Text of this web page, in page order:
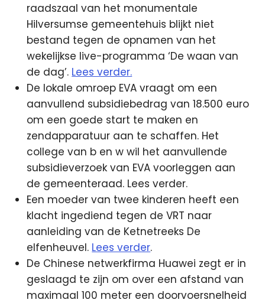
raadszaal van het monumentale
Hilversumse gemeentehuis blijkt niet
bestand tegen de opnamen van het
wekelijkse live-programma ‘De waan van
de dag’. Lees verder.
De lokale omroep EVA vraagt om een
aanvullend subsidiebedrag van 18.500 euro
om een goede start te maken en
zendapparatuur aan te schaffen. Het
college van b en w wil het aanvullende
subsidieverzoek van EVA voorleggen aan
de gemeenteraad. Lees verder.
Een moeder van twee kinderen heeft een
klacht ingediend tegen de VRT naar
aanleiding van de Ketnetreeks De
elfenheuvel. Lees verder.
De Chinese netwerkfirma Huawei zegt er in
geslaagd te zijn om over een afstand van
maximaal 100 meter een doorvoersnelheid